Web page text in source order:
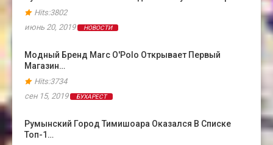
Hits:3802
июнь 20, 2019
НОВОСТИ
Модный Бренд Marc O'Polo Открывает Первый
Магазин…
Hits:3734
сен 15, 2019
БУХАРЕСТ
Румынский Город Тимишоара Оказался В Cписке
Топ-1…